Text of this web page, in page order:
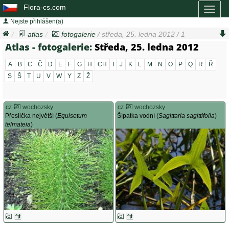
Flora-cs.com
Nejste přihlášen(a)
atlas fotogalerie / středa, 25. ledna 2012 / 1
Atlas - fotogalerie: Středa, 25. ledna 2012
A B C Č D E F G H CH J K L M N O P Q R
Ř
S
Š T U V W Y Z Ž
cz
wochozsky
Přeslička největší (Equisetum
telmateia)
cz
wochozsky
Šípatka vodní (Sagittaria sagittifolia)